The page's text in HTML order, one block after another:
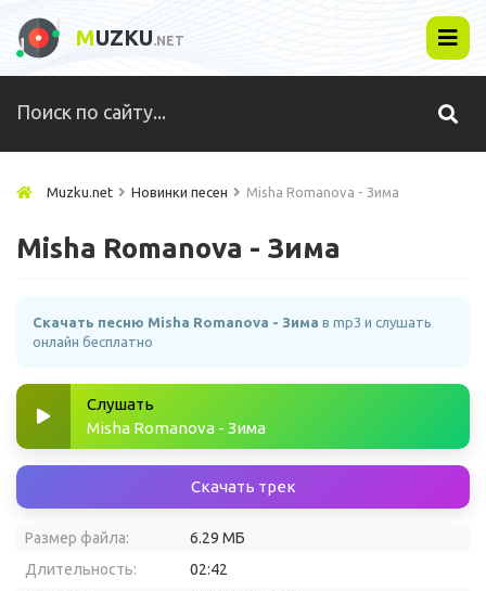
MUZKU.NET
Muzku.net Новинки песен Misha Romanova - Зима
Misha Romanova - Зима
Скачать песню Misha Romanova - Зима в mp3 и слушать
онлайн бесплатно
Слушать
Misha Romanova - Зима
Скачать трек
Размер файла:
6.29 МБ
Длительность:
02:42